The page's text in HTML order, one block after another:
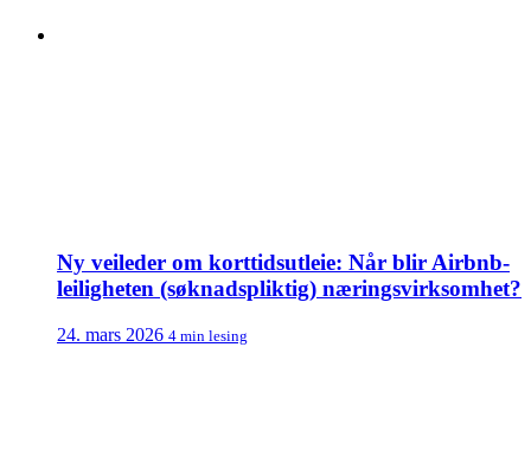
Ny veileder om korttidsutleie: Når blir Airbnb-
leiligheten (søknadspliktig) næringsvirksomhet?
24. mars 2026 4 min lesing